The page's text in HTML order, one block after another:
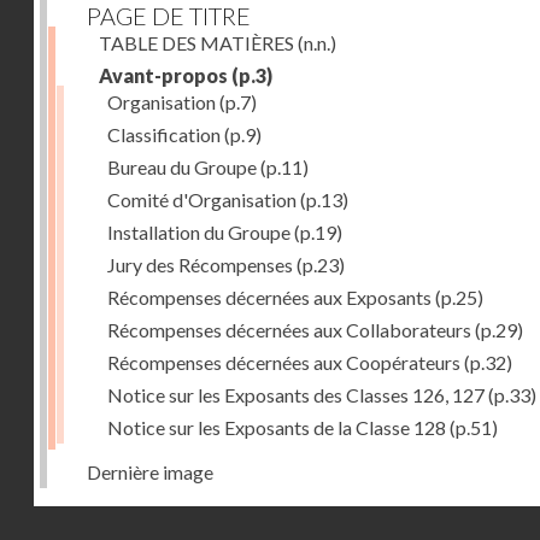
PAGE DE TITRE
TABLE DES MATIÈRES (n.n.)
Avant-propos (p.3)
Organisation(p.7)
Classification(p.9)
Bureau du Groupe(p.11)
Comité d'Organisation(p.13)
Installation du Groupe(p.19)
Jury des Récompenses (p.23)
Récompenses décernées aux Exposants (p.25)
Récompenses décernées aux Collaborateurs (p.29)
Récompenses décernées aux Coopérateurs (p.32)
Notice sur les Exposants des Classes 126, 127(p.33)
Notice sur les Exposants de la Classe 128 (p.51)
Dernière image